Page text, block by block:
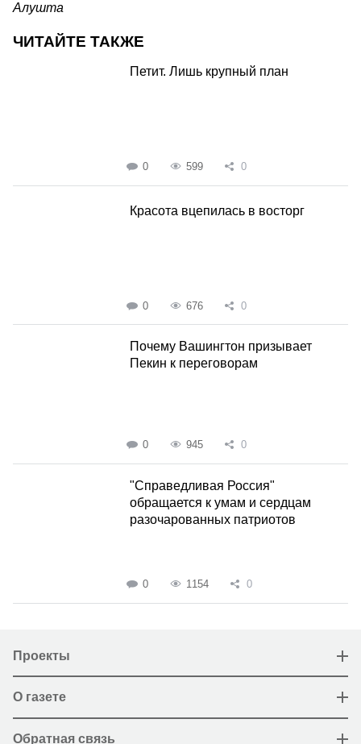
Алушта
ЧИТАЙТЕ ТАКЖЕ
Петит. Лишь крупный план
0 599 0
Красота вцепилась в восторг
0 676 0
Почему Вашингтон призывает
Пекин к переговорам
0 945 0
"Справедливая Россия"
обращается к умам и сердцам
разочарованных патриотов
0 1154 0
Проекты
О газете
Обратная связь